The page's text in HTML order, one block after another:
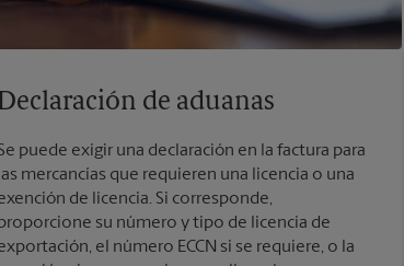
de aduanas
puede exigir una declaración en la factura para
mercancías que requieren una licencia o una
de licencia. Si corresponde,
su número y tipo de licencia de
el número ECCN si se requiere, o la